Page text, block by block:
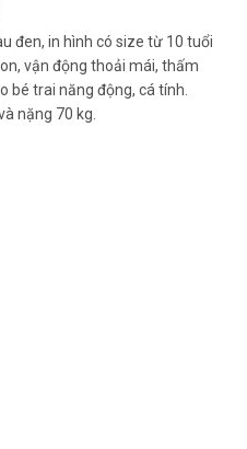
đen, in hình có size từ 10 tuổi
vận động thoải mái, thấm
bé trai năng động, cá tính.
nặng 70 kg.